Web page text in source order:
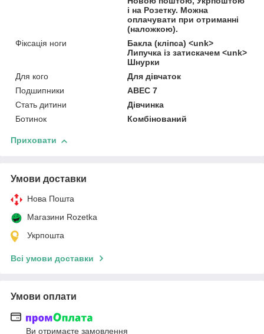
і на Розетку. Можна
оплачувати при отриманні
(наложкою).
Фіксація ноги
Бакла (кліпса) <unk>
Липучка із затискачем <unk>
Шнурки
Для кого
Для дівчаток
Подшипники
ABEC 7
Стать дитини
Дівчинка
Ботинок
Комбінований
Приховати
Умови доставки
Нова Пошта
Магазини Rozetka
Укрпошта
Всі умови доставки
Умови оплати
Ви отримаєте замовлення